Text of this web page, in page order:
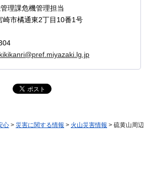
理課危機管理担当
市橘通東2丁目10番1号
心 > 災害に関する情報 > 火山災害情報 > 硫黄山周辺